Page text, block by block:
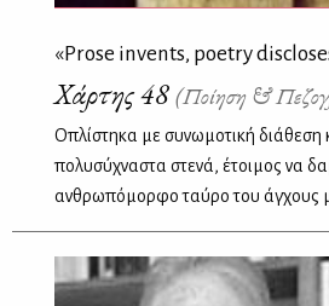
«Prose invents, poetry
Χάρτης 48 (Ποίηση &
Οπλίστηκα με συνωμοτική διάθεση
πολυσύχναστα στενά, έτοιμος να
ανθρωπόμορφο ταύρο του άγχους